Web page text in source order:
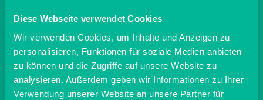
Diese Webseite verwendet Cookies
Wir verwenden Cookies, um Inhalte und Anzeigen zu
personalisieren, Funktionen für soziale Medien anbieten
zu können und die Zugriffe auf unsere Website zu
analysieren. Außerdem geben wir Informationen zu Ihrer
Verwendung unserer Website an unsere Partner für
WIR FREUEN UNS AUF
IHRE
KONTAKTAUFNAHME:
Telefonisch unter:
+49 2572-9363-18